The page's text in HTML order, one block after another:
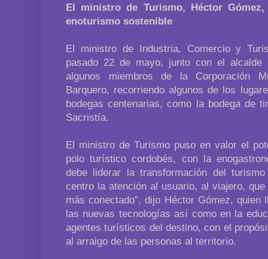
El ministro de Turismo, Héctor
enoturismo sostenible
El ministro de Industria, Comercio y
pasado 22 de mayo, junto con el
algunos miembros de la Corporación
Barquero, recorriendo algunos de los
bodegas centenarias, como la bodega de
Sacristía.
El ministro de Turismo puso en valor el
polo turístico cordobés, con la
debe liderar la transformación del
centro la atención al usuario, al viajero,
más conectado”, dijo Héctor Gómez,
las nuevas tecnologías así como en la
agentes turísticos del destino, con el
al arraigo de las personas al territorio.